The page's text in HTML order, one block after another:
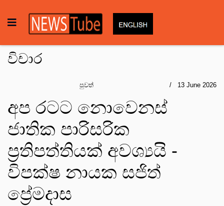
විචාර
පුවත් 13 June 2026
අප රටට නොවෙනස්
ජාතික පාරිසරික
ප්‍රතිපත්තියක් අවශ්‍යයි -
විපක්ෂ නායක සජිත්
ප්‍රේමදාස